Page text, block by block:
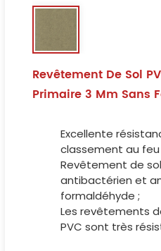
Revêtement De Sol
Primaire 3 Mm Sans
Excellente
classement au feu
Revêtement de
antibactérien et
formaldéhyde ;
Les revêtements
PVC sont très